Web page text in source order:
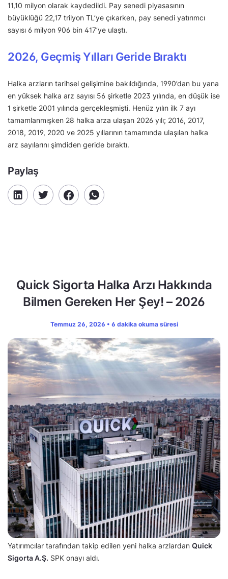
11,10 milyon olarak kaydedildi. Pay senedi piyasasının
büyüklüğü 22,17 trilyon TL’ye çıkarken, pay senedi yatırımcı
sayısı 6 milyon 906 bin 417’ye ulaştı.
2026, Geçmiş Yılları Geride Bıraktı
Halka arzların tarihsel gelişimine bakıldığında, 1990’dan bu yana
en yüksek halka arz sayısı 56 şirketle 2023 yılında, en düşük ise
1 şirketle 2001 yılında gerçekleşmişti. Henüz yılın ilk 7 ayı
tamamlanmışken 28 halka arza ulaşan 2026 yılı; 2016, 2017,
2018, 2019, 2020 ve 2025 yıllarının tamamında ulaşılan halka
arz sayılarını şimdiden geride bıraktı.
Paylaş
Quick Sigorta Halka Arzı Hakkında
Bilmen Gereken Her Şey! – 2026
Temmuz 26, 2026 • 6 dakika okuma süresi
Yatırımcılar tarafından takip edilen yeni halka arzlardan Quick
Sigorta A.Ş. SPK onayı aldı.